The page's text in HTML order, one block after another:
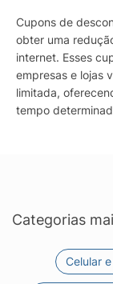
Cupons de
obter uma
internet. Esses
empresas e lojas
limitada,
tempo
Categorias
Celular